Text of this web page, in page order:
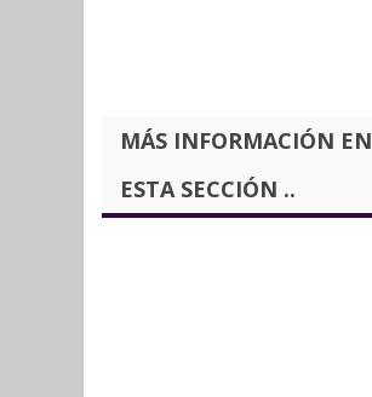
MÁS INFORMACIÓN EN
ESTA SECCIÓN ..